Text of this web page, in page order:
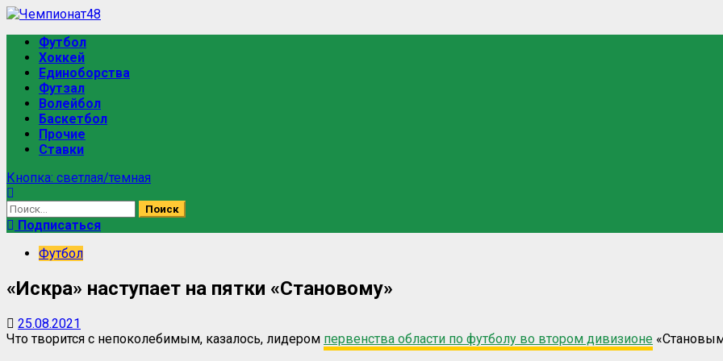
Перейти
содержимому
Основное
меню
Футбол
Хоккей
Единоборства
Футзал
Волейбол
Баскетбол
Прочие
Ставки
Кнопка: светлая/темная
Найти:
Подписаться
Футбол
«Искра» наступает на пятки «Становому»
25.08.2021
Что творится с непоколебимым, казалось, лидером первенства области по футболу во втором дивизионе